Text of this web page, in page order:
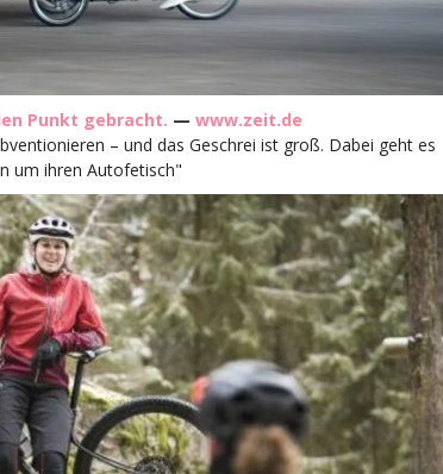
Punkt gebracht. — www.zeit.de
– und das Geschrei ist groß. Dabei geht es
um ihren Autofetisch"